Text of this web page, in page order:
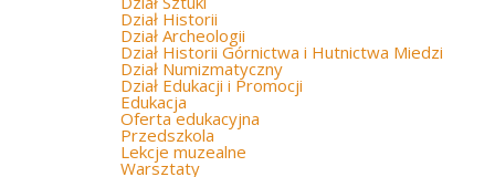
Dział Historii
Dział Archeologii
Dział Historii Górnictwa i Hutnictwa Miedzi
Dział Numizmatyczny
Dział Edukacji i Promocji
Edukacja
Oferta edukacyjna
Przedszkola
Lekcje muzealne
Warsztaty